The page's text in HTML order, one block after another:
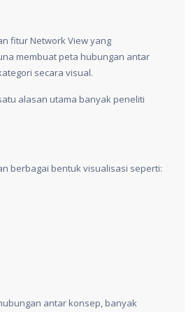
fitur Network View yang
membuat peta hubungan antar
secara visual.
alasan utama banyak peneliti
berbagai bentuk visualisasi seperti:
antar konsep, banyak